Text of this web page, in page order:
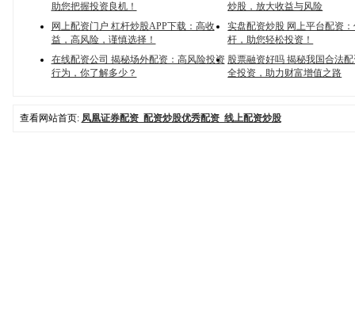
助您把握投资良机！
炒股，放大收益与风险
网上配资门户 杠杆炒股APP下载：高收
益，高风险，谨慎选择！
实盘配资炒股 网上平台配资
杆，助您轻松投资！
在线配资公司 揭秘场外配资：高风险投资
行为，你了解多少？
股票融资好吗 揭秘我国合法
全投资，助力财富增值之路
查看网站首页: 凤凰证券配资_配资炒股优秀配资_线上配资炒股